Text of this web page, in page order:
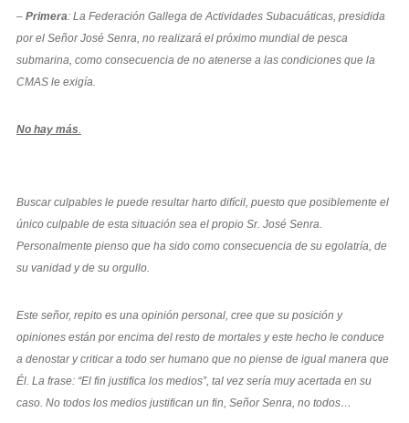
– Primera: La Federación Gallega de Actividades Subacuáticas, presidida
por el Señor José Senra, no realizará el próximo mundial de pesca
submarina, como consecuencia de noatenerse a las condiciones que la
CMAS le exigía.
No hay más
Buscar culpables le puede resultar harto difícil, puesto que posiblemente el
único culpable de esta situación sea el propio Sr. José Senra.
Personalmente pienso que ha sido como consecuencia de su egolatría, de
su vanidad y de su orgullo.
Este señor, repito es una opinión personal, cree que su posición y
opiniones están por encima del resto de mortales y este hecho le conduce
a denostar y criticar a todo ser humano que no piense de igual manera que
Él. La frase: “El fin justifica los medios”, tal vez sería muy acertada en su
caso. No todos los medios justifican un fin, Señor Senra, no todos…